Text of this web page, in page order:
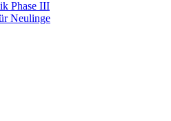
Phase III
Neulinge